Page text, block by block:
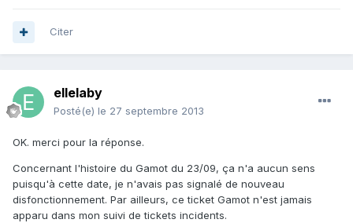
Citer
ellelaby
Posté(e) le 27 septembre 2013
OK. merci pour la réponse.
Concernant l'histoire du Gamot du 23/09, ça n'a aucun sens
puisqu'à cette date, je n'avais pas signalé de nouveau
disfonctionnement. Par ailleurs, ce ticket Gamot n'est jamais
apparu dans mon suivi de tickets incidents.